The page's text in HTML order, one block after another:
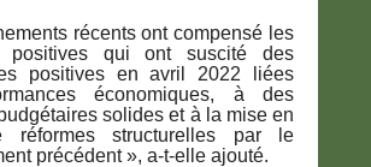
récents ont compensé les
positives qui ont suscité des
positives en avril 2022 liées
économiques, à des
solides et à la mise en
réformes structurelles par le
précédent », a-t-elle ajouté.